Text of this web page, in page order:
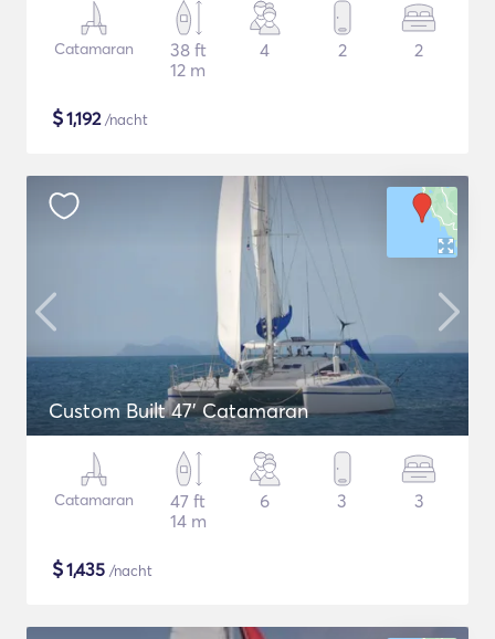
Catamaran
38 ft
12 m
4 2 2
$1,192/nacht
Custom Built 47' Catamaran
Catamaran
47 ft
14 m
6 3 3
$1,435 /nacht